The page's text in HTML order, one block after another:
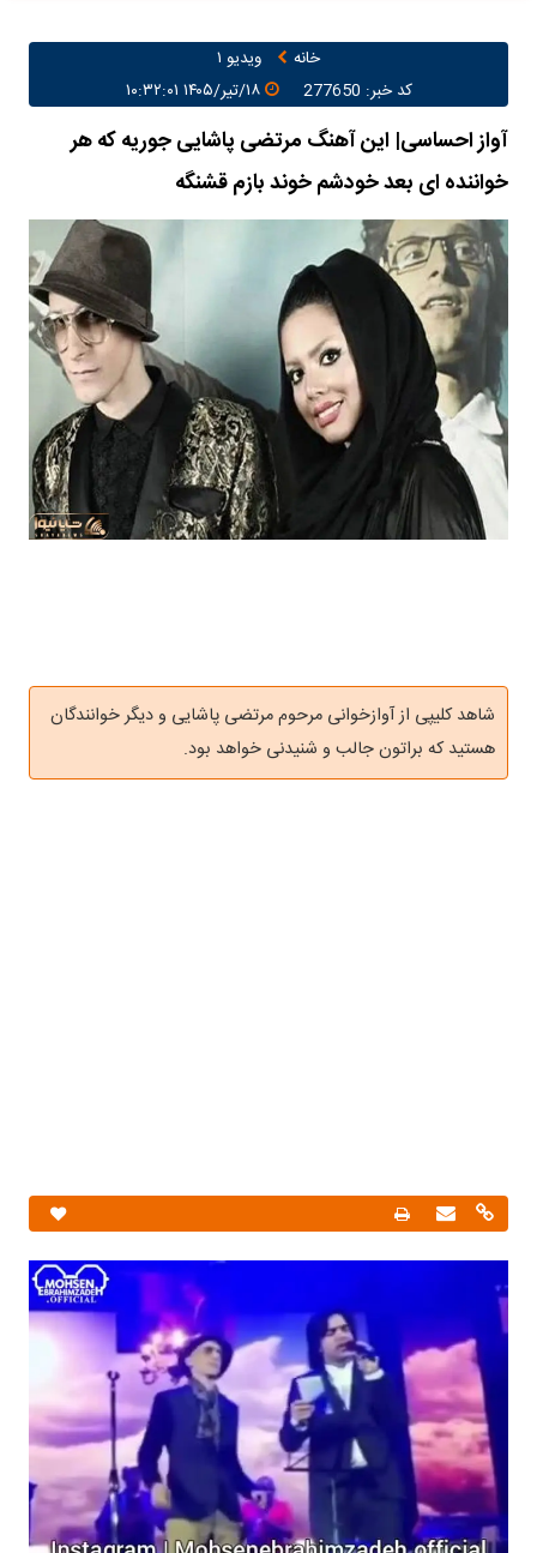
خانه
ویدیو ۱
کد خبر: 277650
۱۸/تیر/۱۴۰۵ ۱۰:۳۲:۰۱
آواز احساسی| این آهنگ مرتضی پاشایی جوریه که هر
خواننده ای بعد خودشم خوند بازم قشنگه
شاهد کلیپی از آوازخوانی مرحوم مرتضی پاشایی و دیگر خوانندگان
هستید که براتون جالب و شنیدنی خواهد بود.